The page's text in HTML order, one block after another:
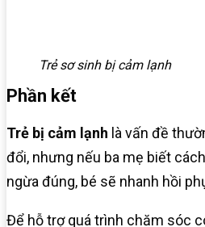
Trẻ sơ sinh bị cảm lạnh
Phần kết
Trẻ bị cảm lạnh là vấn đề
đổi, nhưng nếu ba mẹ biết
ngừa đúng, bé sẽ nhanh hồi
Để hỗ trợ quá trình chăm sóc